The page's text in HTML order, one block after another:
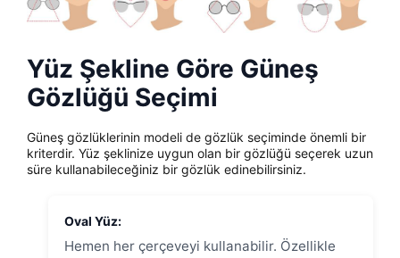
Yüz Şekline Göre Güneş
Gözlüğü Seçimi
Güneş gözlüklerinin modeli de gözlük seçiminde önemli bir
kriterdir. Yüz şeklinize uygun olan bir gözlüğü seçerek uzun
süre kullanabileceğiniz bir gözlük edinebilirsiniz.
Oval Yüz:
Hemen her çerçeveyi kullanabilir. Özellikle